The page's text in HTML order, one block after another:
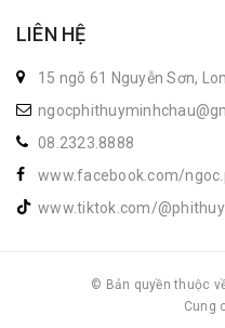
LIÊN HỆ
15 ngõ 61 Nguyễn Sơn,
08.2323.8888
www.facebook.com/
www.tiktok.com/
© Bản quyền thuộc
Cung